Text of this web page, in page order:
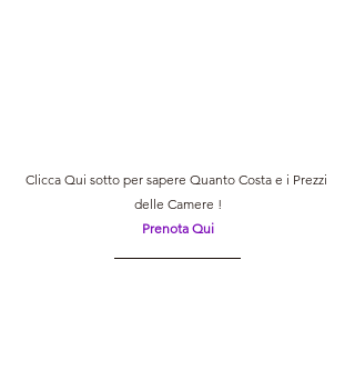
Clicca Qui sotto per sapere Quanto Costa e i Prezzi
delle Camere !
Prenota Qui